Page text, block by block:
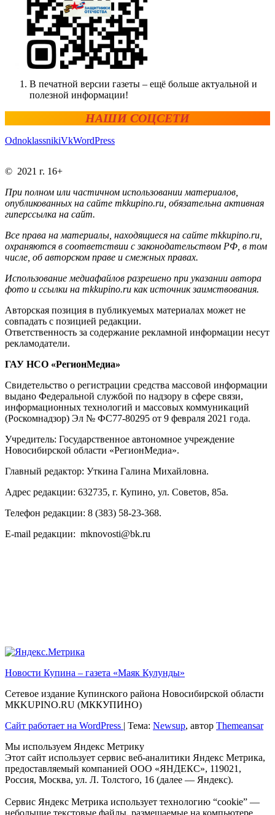
В печатной версии газеты – ещё больше актуальной и
полезной информации!
НАШИ СОЦСЕТИ
OdnoklassnikiVkWordPress
© 2021 г. 16+
При полном или частичном использовании материалов,
опубликованных на сайте mkkupino.ru, обязательна активная
гиперссылка на сайт.
Все права на материалы, находящиеся на сайте mkkupino.ru,
охраняются в соответствии с законодательством РФ, в том
числе, об авторском праве и смежных правах.
Использование медиафайлов разрешено при указании автора
фото и ссылки на mkkupino.ru как источник заимствования.
Авторская позиция в публикуемых материалах может не
совпадать с позицией редакции.
Ответственность за содержание рекламной информации несут
рекламодатели.
ГАУ НСО «РегионМедиа»
Свидетельство о регистрации средства массовой информации
выдано Федеральной службой по надзору в сфере связи,
информационных технологий и массовых коммуникаций
(Роскомнадзор) Эл № ФС77-80295 от 9 февраля 2021 года.
Учредитель: Государственное автономное учреждение
Новосибирской области «РегионМедиа».
Главный редактор: Уткина Галина Михайловна.
Адрес редакции: 632735, г. Купино, ул. Советов, 85а.
Телефон редакции: 8 (383) 58-23-368.
E-mail редакции: mknovosti@bk.ru
Новости Купина – газета «Маяк Кулунды»
Сетевое издание Купинского района Новосибирской области
МКKUPINO.RU (МККУПИНО)
Сайт работает на WordPress
Тема: Newsup, автор Themeansar
Мы используем Яндекс Метрику
Этот сайт использует сервис веб-аналитики Яндекс Метрика,
предоставляемый компанией ООО «ЯНДЕКС», 119021,
Россия, Москва, ул. Л. Толстого, 16 (далее — Яндекс).
Сервис Яндекс Метрика использует технологию “cookie” —